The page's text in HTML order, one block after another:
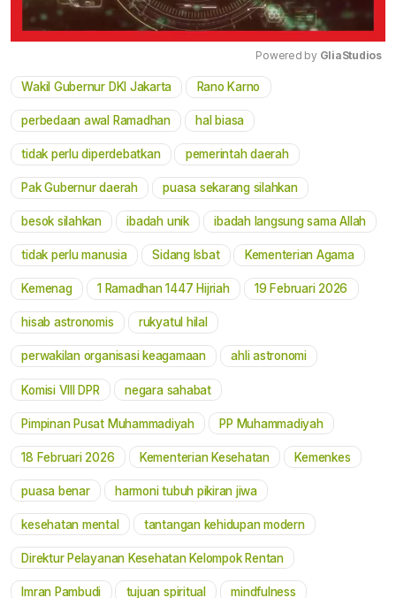
Powered by GliaStudios
Wakil Gubernur DKI Jakarta Rano Karno
perbedaan awal Ramadhan hal biasa
tidak perlu diperdebatkan pemerintah daerah
Pak Gubernur daerah puasa sekarang silahkan
besok silahkan ibadah unik ibadah langsung sama Allah
tidak perlu manusia Sidang Isbat Kementerian Agama
Kemenag 1 Ramadhan 1447 Hijriah 19 Februari 2026
hisab astronomis rukyatul hilal
perwakilan organisasi keagamaan ahli astronomi
Komisi VIII DPR negara sahabat
Pimpinan Pusat Muhammadiyah PP Muhammadiyah
18 Februari 2026 Kementerian Kesehatan Kemenkes
puasa benar harmoni tubuh pikiran jiwa
kesehatan mental tantangan kehidupan modern
Direktur Pelayanan Kesehatan Kelompok Rentan
Imran Pambudi tujuan spiritual mindfulness